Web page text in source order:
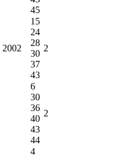
45
2002
15
24
28
30
37
43
2
6
30
36
40
43
44
2
4